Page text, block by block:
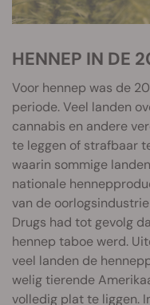
HENNEP IN DE
Voor hennep was de
periode. Veel landen
cannabis en andere
te leggen of strafbaar
waarin sommige
nationale
van de
Drugs had tot gevolg
hennep taboe werd.
veel landen de
welig tierende
volledig plat te liggen.